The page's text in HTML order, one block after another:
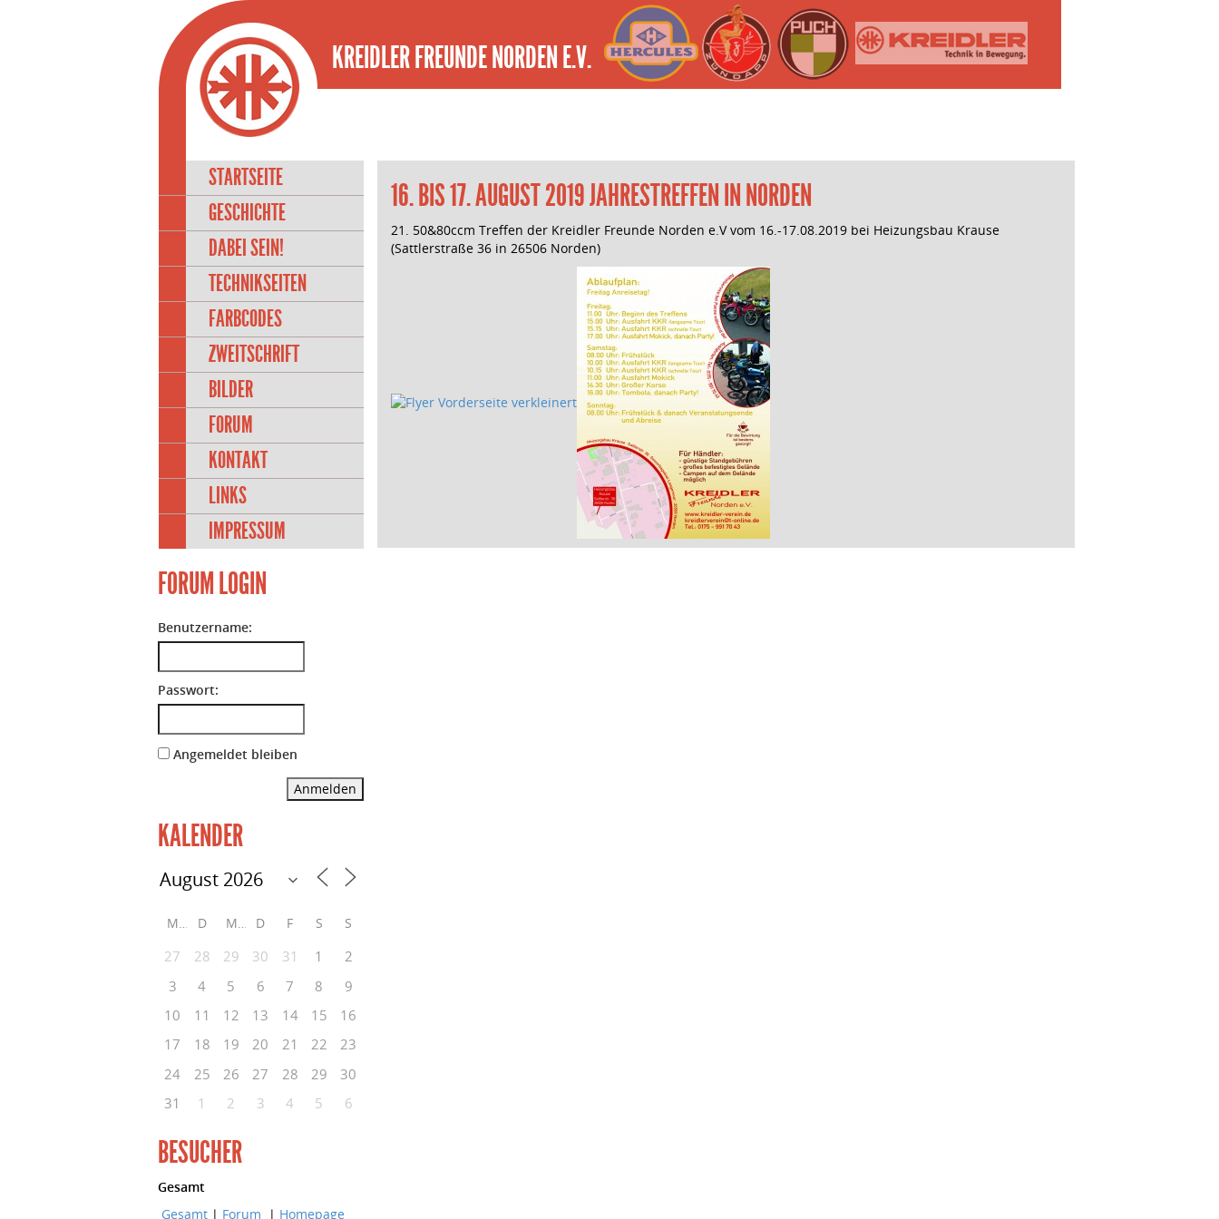
KREIDLER FREUNDE NORDEN E.V.
STARTSEITE
GESCHICHTE
DABEI SEIN!
TECHNIKSEITEN
FARBCODES
ZWEITSCHRIFT
BILDER
FORUM
KONTAKT
LINKS
IMPRESSUM
FORUM LOGIN
Benutzername:
Passwort:
Angemeldet bleiben
Anmelden
KALENDER
M D M D F S S
27 28 29 30 31 1
2
3
4 5 6 7 8
9
10
11 12 13 14 15
16
17
18 19 20 21 22
23
24
25 26 27 28 29
30
31
1 2 3 4 5 6
BESUCHER
Gesamt
Gesamt | Forum | Homepage
16. BIS 17. AUGUST 2019 JAHRESTREFFEN IN NORDEN
21. 50&80ccm Treffen der Kreidler Freunde Norden e.V vom 16.-17.08.2019 bei Heizungsbau Krause
(Sattlerstraße 36 in 26506 Norden)